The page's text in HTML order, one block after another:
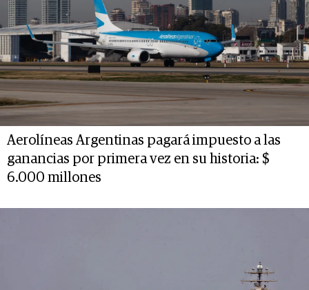
Aerolíneas Argentinas pagará impuesto a las
ganancias por primera vez en su historia: $
6.000 millones